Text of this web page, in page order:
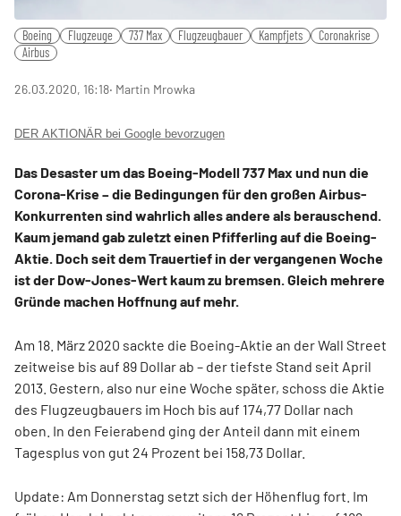
Boeing Flugzeuge 737 Max Flugzeugbauer Kampfjets
Coronakrise
Airbus
26.03.2020, 16:18‧ Martin Mrowka
DER AKTIONÄR bei Google bevorzugen
Das Desaster um das Boeing-Modell 737 Max und nun die
Corona-Krise – die Bedingungen für den großen Airbus-
Konkurrenten sind wahrlich alles andere als berauschend.
Kaum jemand gab zuletzt einen Pfifferling auf die Boeing-
Aktie. Doch seit dem Trauertief in der vergangenen Woche
ist der Dow-Jones-Wert kaum zu bremsen. Gleich mehrere
Gründe machen Hoffnung auf mehr.
Am 18. März 2020 sackte die Boeing-Aktie an der Wall Street
zeitweise bis auf 89 Dollar ab – der tiefste Stand seit April
2013. Gestern, also nur eine Woche später, schoss die Aktie
des Flugzeugbauers im Hoch bis auf 174,77 Dollar nach
oben. In den Feierabend ging der Anteil dann mit einem
Tagesplus von gut 24 Prozent bei 158,73 Dollar.
Update: Am Donnerstag setzt sich der Höhenflug fort. Im